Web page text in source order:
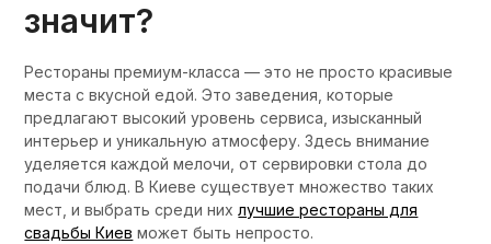
значит?
Рестораны премиум-класса — это не просто красивые
места с вкусной едой. Это заведения, которые
предлагают высокий уровень сервиса, изысканный
интерьер и уникальную атмосферу. Здесь внимание
уделяется каждой мелочи, от сервировки стола до
подачи блюд. В Киеве существует множество таких
мест, и выбрать среди нихлучшие рестораны для
свадьбы Киев может быть непросто.